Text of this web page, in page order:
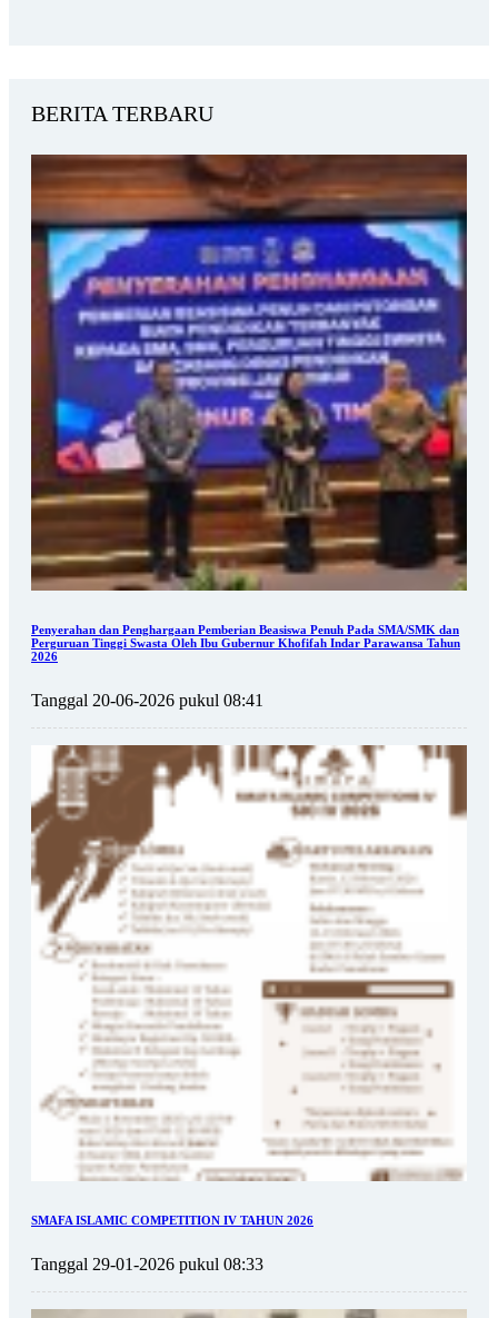
BERITA TERBARU
Penyerahan dan Penghargaan Pemberian Beasiswa Penuh Pada SMA/SMK dan
Perguruan Tinggi Swasta Oleh Ibu Gubernur Khofifah Indar Parawansa Tahun
2026
Tanggal 20-06-2026 pukul 08:41
SMAFA ISLAMIC COMPETITION IV TAHUN 2026
Tanggal 29-01-2026 pukul 08:33